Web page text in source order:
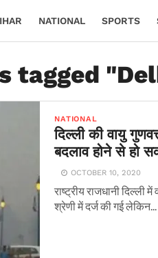
NATIONAL SPORTS
tagged
NATIONAL
दिल्ली की वायु
बदलाव होने से हो
OCTOBER 10, 2020
राष्ट्रीय राजधानी दिल्ली में
श्रेणी में दर्ज की गई लेकिन...